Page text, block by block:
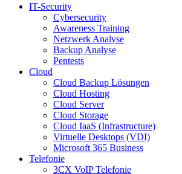
IT-Security
Cybersecurity
Awareness Training
Netzwerk Analyse
Backup Analyse
Pentests
Cloud
Cloud Backup Lösungen
Cloud Hosting
Cloud Server
Cloud Storage
Cloud IaaS (Infrastructure)
Virtuelle Desktops (VDI)
Microsoft 365 Business
Telefonie
3CX VoIP Telefonie